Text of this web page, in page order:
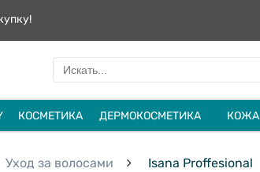
КОСМЕТИКА ДЕРМОКОСМЕТИКА КОЖА
Уход за волосами Isana Proffesional